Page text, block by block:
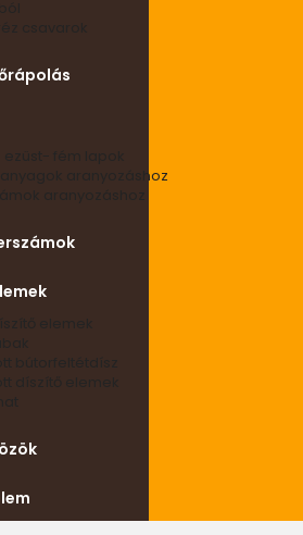
csavarok
ezüst- fém lapok
aranyozáshoz
aranyozáshoz
elemek
bútorfeltétdísz
díszítő elemek